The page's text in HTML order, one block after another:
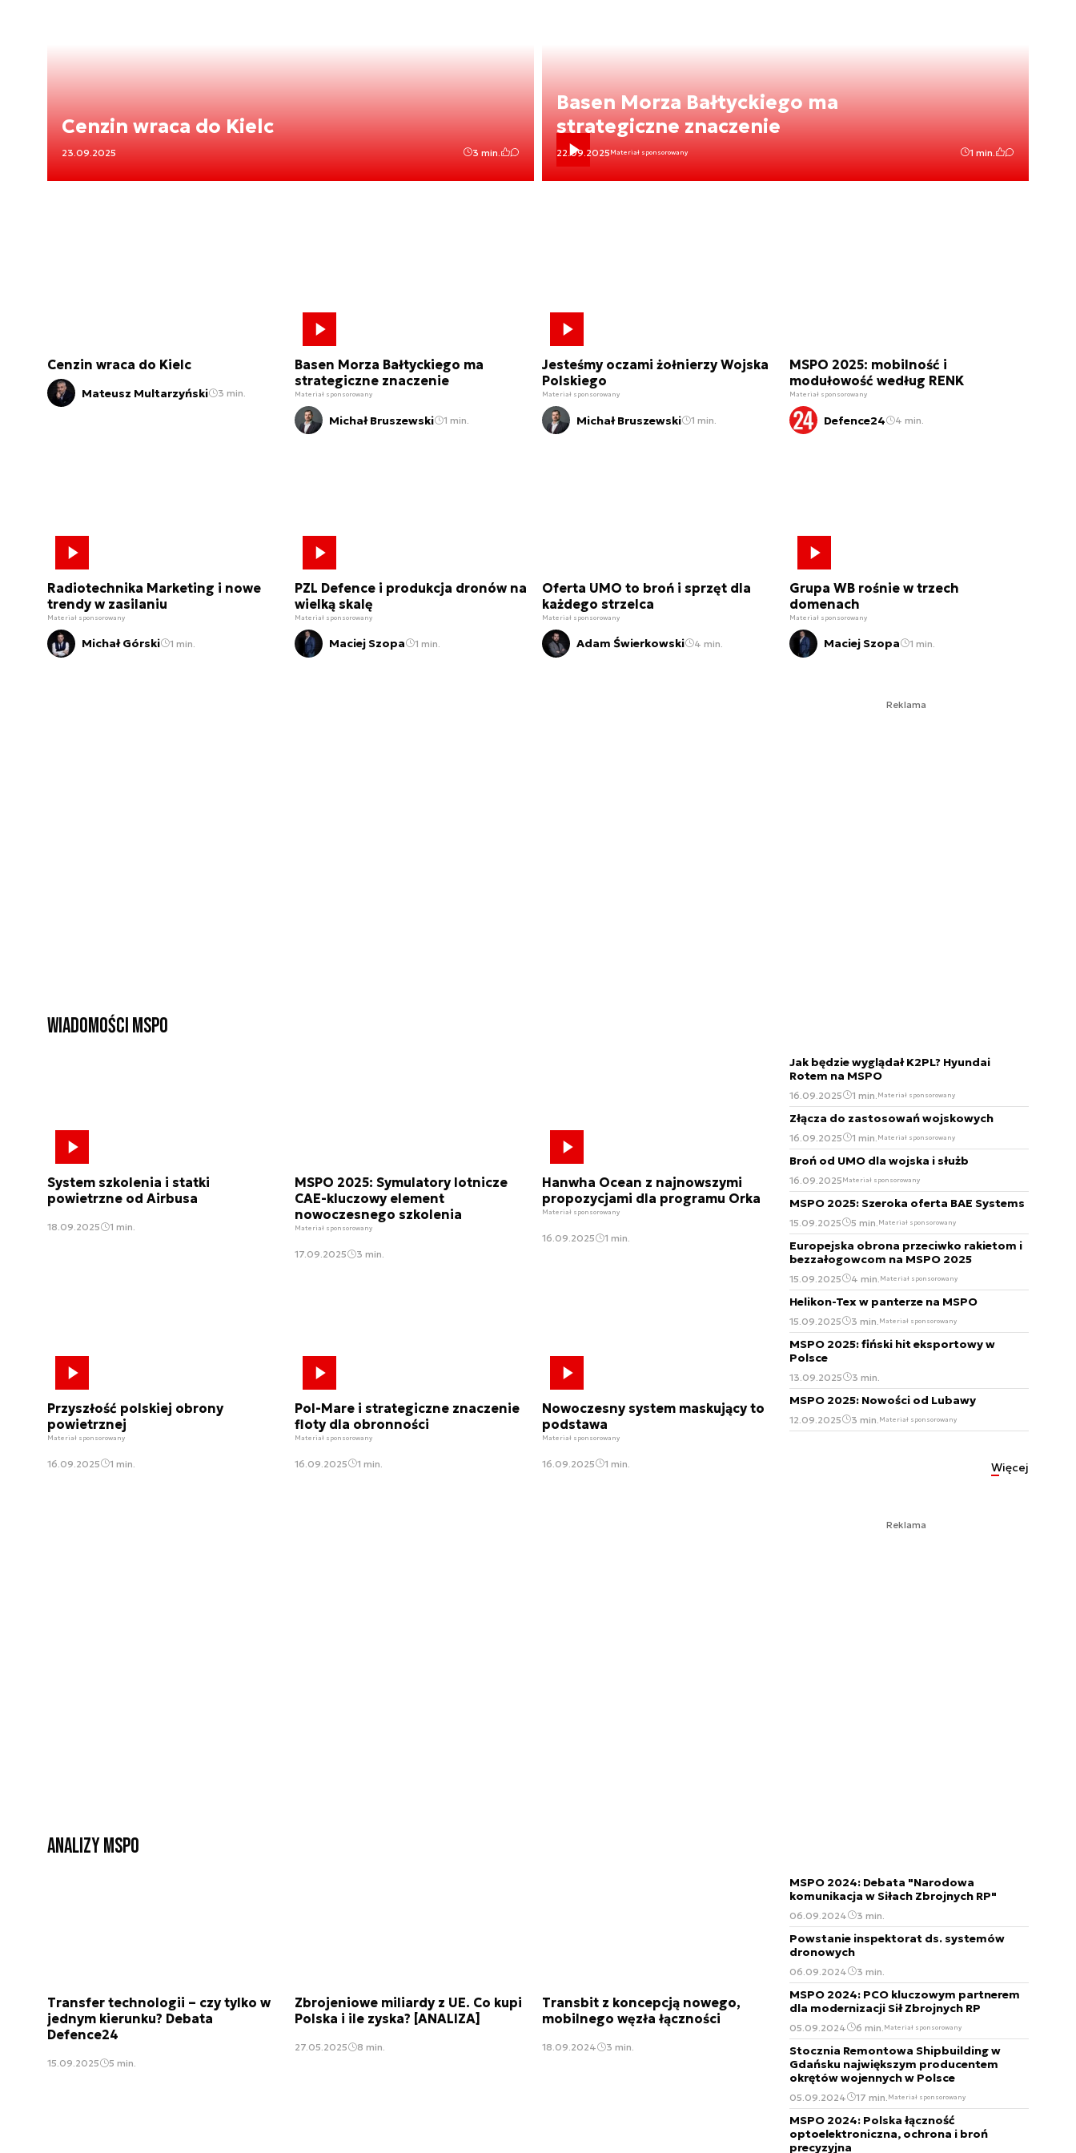
Cenzin wraca do Kielc
23.09.2025 3 min.
Basen Morza Bałtyckiego ma
strategiczne znaczenie
22.09.2025 Materiał sponsorowany 1 min.
Cenzin wraca do Kielc
Mateusz Multarzyński 3 min.
Basen Morza Bałtyckiego ma
strategiczne znaczenie
Materiał sponsorowany
Michał Bruszewski 1 min.
Jesteśmy oczami żołnierzy Wojska
Polskiego
Materiał sponsorowany
Michał Bruszewski 1 min.
MSPO 2025: mobilność i
modułowość według RENK
Materiał sponsorowany
Defence24 4 min.
Radiotechnika Marketing i nowe
trendy w zasilaniu
Materiał sponsorowany
Michał Górski 1 min.
PZL Defence i produkcja dronów na
wielką skalę
Materiał sponsorowany
Maciej Szopa 1 min.
Oferta UMO to broń i sprzęt dla
każdego strzelca
Materiał sponsorowany
Adam Świerkowski 4 min.
Grupa WB rośnie w trzech
domenach
Materiał sponsorowany
Maciej Szopa 1 min.
Reklama
Wiadomości MSPO
System szkolenia i statki
powietrzne od Airbusa
18.09.2025 1 min.
MSPO 2025: Symulatory lotnicze
CAE-kluczowy element
nowoczesnego szkolenia
Materiał sponsorowany
17.09.2025 3 min.
Hanwha Ocean z najnowszymi
propozycjami dla programu Orka
Materiał sponsorowany
16.09.2025 1 min.
Przyszłość polskiej obrony
powietrznej
Materiał sponsorowany
16.09.2025 1 min.
Pol-Mare i strategiczne znaczenie
floty dla obronności
Materiał sponsorowany
16.09.2025 1 min.
Nowoczesny system maskujący to
podstawa
Materiał sponsorowany
16.09.2025 1 min.
Jak będzie wyglądał K2PL? Hyundai
Rotem na MSPO
16.09.2025 1 min. Materiał sponsorowany
Złącza do zastosowań wojskowych
16.09.2025 1 min. Materiał sponsorowany
Broń od UMO dla wojska i służb
16.09.2025 Materiał sponsorowany
MSPO 2025: Szeroka oferta BAE Systems
15.09.2025 5 min. Materiał sponsorowany
Europejska obrona przeciwko rakietom i
bezzałogowcom na MSPO 2025
15.09.2025 4 min. Materiał sponsorowany
Helikon-Tex w panterze na MSPO
15.09.2025 3 min. Materiał sponsorowany
MSPO 2025: fiński hit eksportowy w
Polsce
13.09.2025 3 min.
MSPO 2025: Nowości od Lubawy
12.09.2025 3 min. Materiał sponsorowany
Więcej
Reklama
Analizy MSPO
Transfer technologii – czy tylko w
jednym kierunku? Debata
Defence24
15.09.2025 5 min.
Zbrojeniowe miliardy z UE. Co kupi
Polska i ile zyska? [ANALIZA]
27.05.2025 8 min.
Transbit z koncepcją nowego,
mobilnego węzła łączności
18.09.2024 3 min.
MSPO 2024: Debata "Narodowa
komunikacja w Siłach Zbrojnych RP"
06.09.2024 3 min.
Powstanie inspektorat ds. systemów
dronowych
06.09.2024 3 min.
MSPO 2024: PCO kluczowym partnerem
dla modernizacji Sił Zbrojnych RP
05.09.2024 6 min. Materiał sponsorowany
Stocznia Remontowa Shipbuilding w
Gdańsku największym producentem
okrętów wojennych w Polsce
05.09.2024 17 min. Materiał sponsorowany
MSPO 2024: Polska łączność
optoelektroniczna, ochrona i broń
precyzyjna